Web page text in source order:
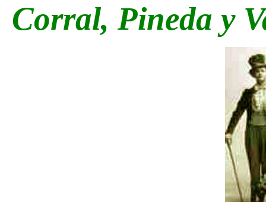
Corral, Pineda y